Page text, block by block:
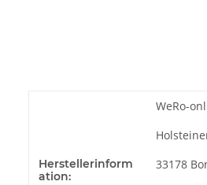
Herstellerinform
ation:
WeRo-
33178